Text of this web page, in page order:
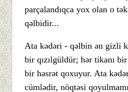
parçalandıqca yox olan o
qəlbidir...
Ata kədəri - qəlbin ən gizli
bir qızılgüldür; hər tikanı
bir həsrət qoxuyur. Ata
cümlədir, nöqtəsi